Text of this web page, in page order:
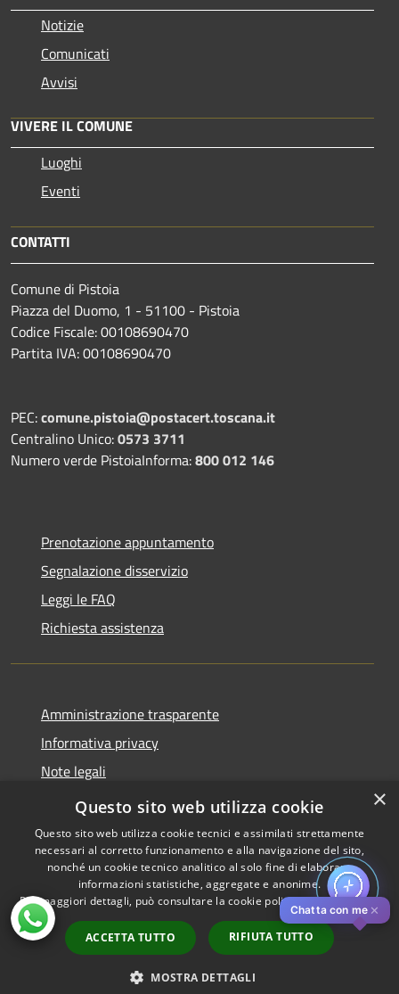
Notizie
Comunicati
Avvisi
VIVERE IL COMUNE
Luoghi
Eventi
CONTATTI
Comune di Pistoia
Piazza del Duomo, 1 - 51100 - Pistoia
Codice Fiscale: 00108690470
Partita IVA: 00108690470
PEC:comune.pistoia@postacert.toscana.it
Centralino Unico:0573 3711
Numero verde PistoiaInforma:800 012 146
Prenotazione appuntamento
Segnalazione disservizio
Leggi le FAQ
Richiesta assistenza
Amministrazione trasparente
Informativa privacy
Note legali
Dichiarazione di accessibilità
Accessibilità
Privacy
Copyright © 2026 • Comune di
Pistoia • Powered by
Municipium•
Accesso
redazione
Chatta con me ✕
×
Questo sito web utilizza cookie
Questo sito web utilizza cookie tecnici e assimilati strettamente
necessari al corretto funzionamento e alla navigazione del sito,
nonché un cookie tecnico analitico al solo fine di elaborare
informazioni statistiche, aggregate e anonime.
Per maggiori dettagli, può consultare la cookie policy al seguentelink
ACCETTA TUTTO RIFIUTA TUTTO
MOSTRA DETTAGLI